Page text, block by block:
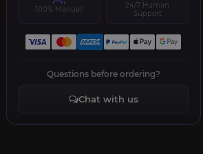
100% Manuell
24/7 Human
Support
Questions before ordering?
Chat with us